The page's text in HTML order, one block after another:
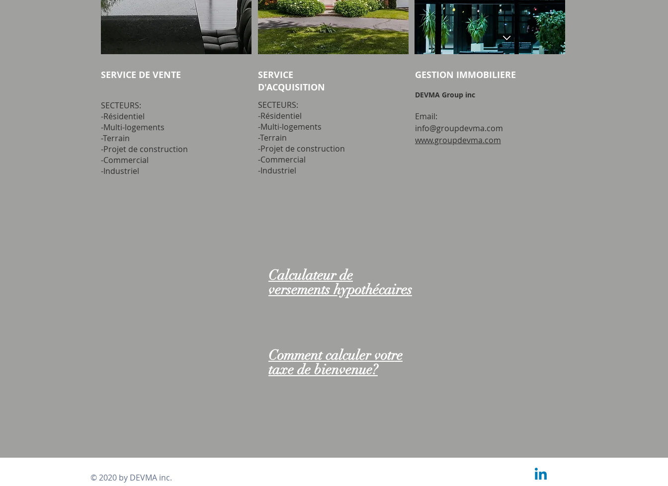
SERVICE DE VENTE
SECTEURS:
-Résidentiel
-Multi-logements
-Terrain
-Projet de construction
-Commercial
-Industriel
SERVICE
D'ACQUISITION
SECTEURS:
-Résidentiel
-Multi-logements
-Terrain
-Projet de construction
-Commercial
-Industriel
GESTION IMMOBILIERE
DEVMA Group inc
Email:
info@groupdevma.com
www.groupdevma.com
Calculateur de
versements hypothécaires
Comment calculer votre
taxe de bienvenue?
© 2020 by DEVMA inc.